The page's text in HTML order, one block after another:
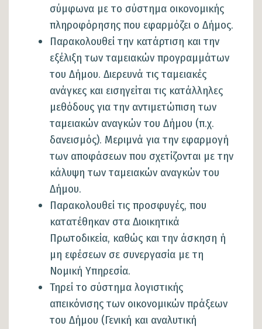
σύμφωνα με το σύστημα οικονομικής
πληροφόρησης που εφαρμόζει ο Δήμος.
Παρακολουθεί την κατάρτιση και την
εξέλιξη των ταμειακών προγραμμάτων
του Δήμου. Διερευνά τις ταμειακές
ανάγκες και εισηγείται τις κατάλληλες
μεθόδους για την αντιμετώπιση των
ταμειακών αναγκών του Δήμου (π.χ.
δανεισμός). Μεριμνά για την εφαρμογή
των αποφάσεων που σχετίζονται με την
κάλυψη των ταμειακών αναγκών του
Δήμου.
Παρακολουθεί τις προσφυγές, που
κατατέθηκαν στα Διοικητικά
Πρωτοδικεία, καθώς και την άσκηση ή
μη εφέσεων σε συνεργασία με τη
Νομική Υπηρεσία.
Τηρεί το σύστημα λογιστικής
απεικόνισης των οικονομικών πράξεων
του Δήμου (Γενική και αναλυτική